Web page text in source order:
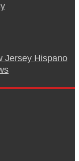
Jersey Hispano